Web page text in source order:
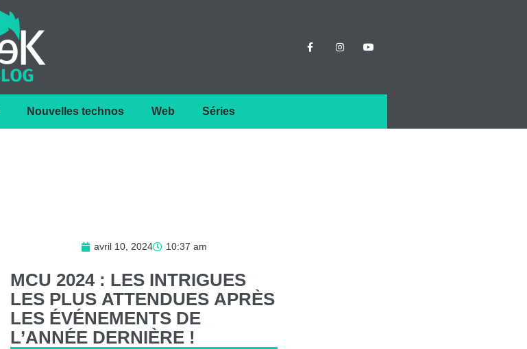
Nouvelles technos Web Séries
avril 10, 2024 10:37 am
MCU 2024 : LES INTRIGUES
LES PLUS ATTENDUES APRÈS
LES ÉVÉNEMENTS DE
L’ANNÉE DERNIÈRE !